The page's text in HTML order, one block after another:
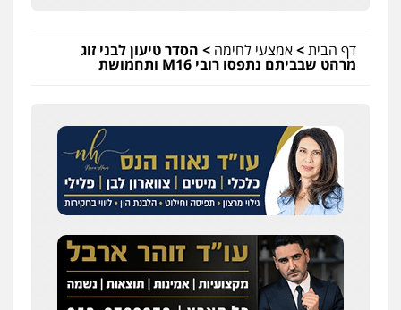
דף הבית>אמצעי לחימה > הסדר טיעון לבני זוג
מרהט שבביתם נתפסו רובי M16 ותחמושת